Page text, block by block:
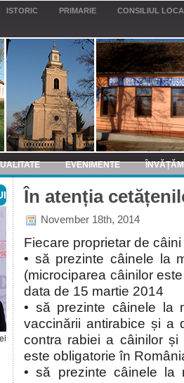
ISTORIC PRIMARIE
CONSILIUL
EVENIMENTE
În atenția
November 18th, 2014
Fiecare proprietar de
• să prezinte câinele la
(microciparea câinilor
data de 15 martie 2014
• să prezinte câinele la
vaccinării antirabice și a
contra rabiei a câinilor
este obligatorie în
• să prezinte câinele la